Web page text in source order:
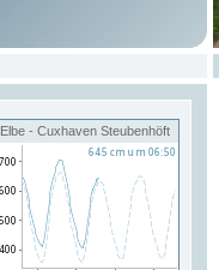
Elbe - Cuxhaven Steubenhöft